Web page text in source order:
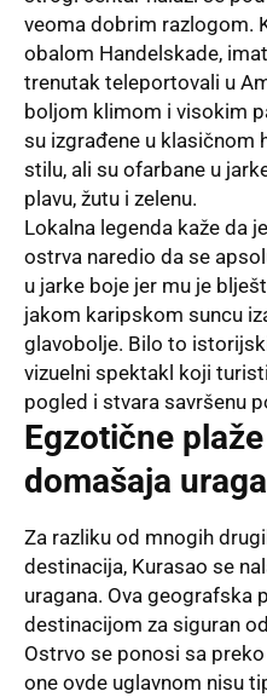
veoma dobrim razlogom.
obalom Handelskade,
trenutak teleportovali u
boljom klimom i visokim
su izgrađene u klasičnom
stilu, ali su ofarbane u
plavu, žutu i zelenu.
Lokalna legenda kaže da
ostrva naredio da se
u jarke boje jer mu je
jakom karipskom suncu
glavobolje. Bilo to
vizuelni spektakl koji
pogled i stvara savršenu
Egzotične
domašaja
Za razliku od mnogih
destinacija, Kurasao se
uragana. Ova geografska
destinacijom za siguran
Ostrvo se ponosi sa
one ovde uglavnom nisu